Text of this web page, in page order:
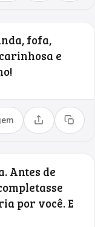
fofa,
e
Compartilhar
Copiar
Antes de
por você. E